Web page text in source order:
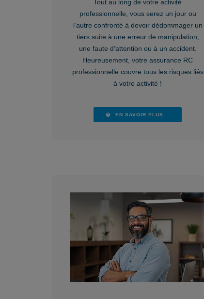
Tout au long de votre activité
professionnelle, vous serez un jour ou
l’autre confronté à devoir dédommager un
tiers suite à une erreur de manipulation,
une faute d’attention ou à un accident.
Heureusement, votre assurance RC
professionnelle couvre tous les risques liés
à votre activité !
EN SAVOIR PLUS...